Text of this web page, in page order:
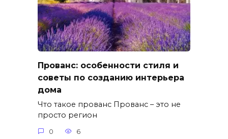
Прованс: особенности стиля и
советы по созданию интерьера
дома
Что такое прованс Прованс – это не
просто регион
0 6